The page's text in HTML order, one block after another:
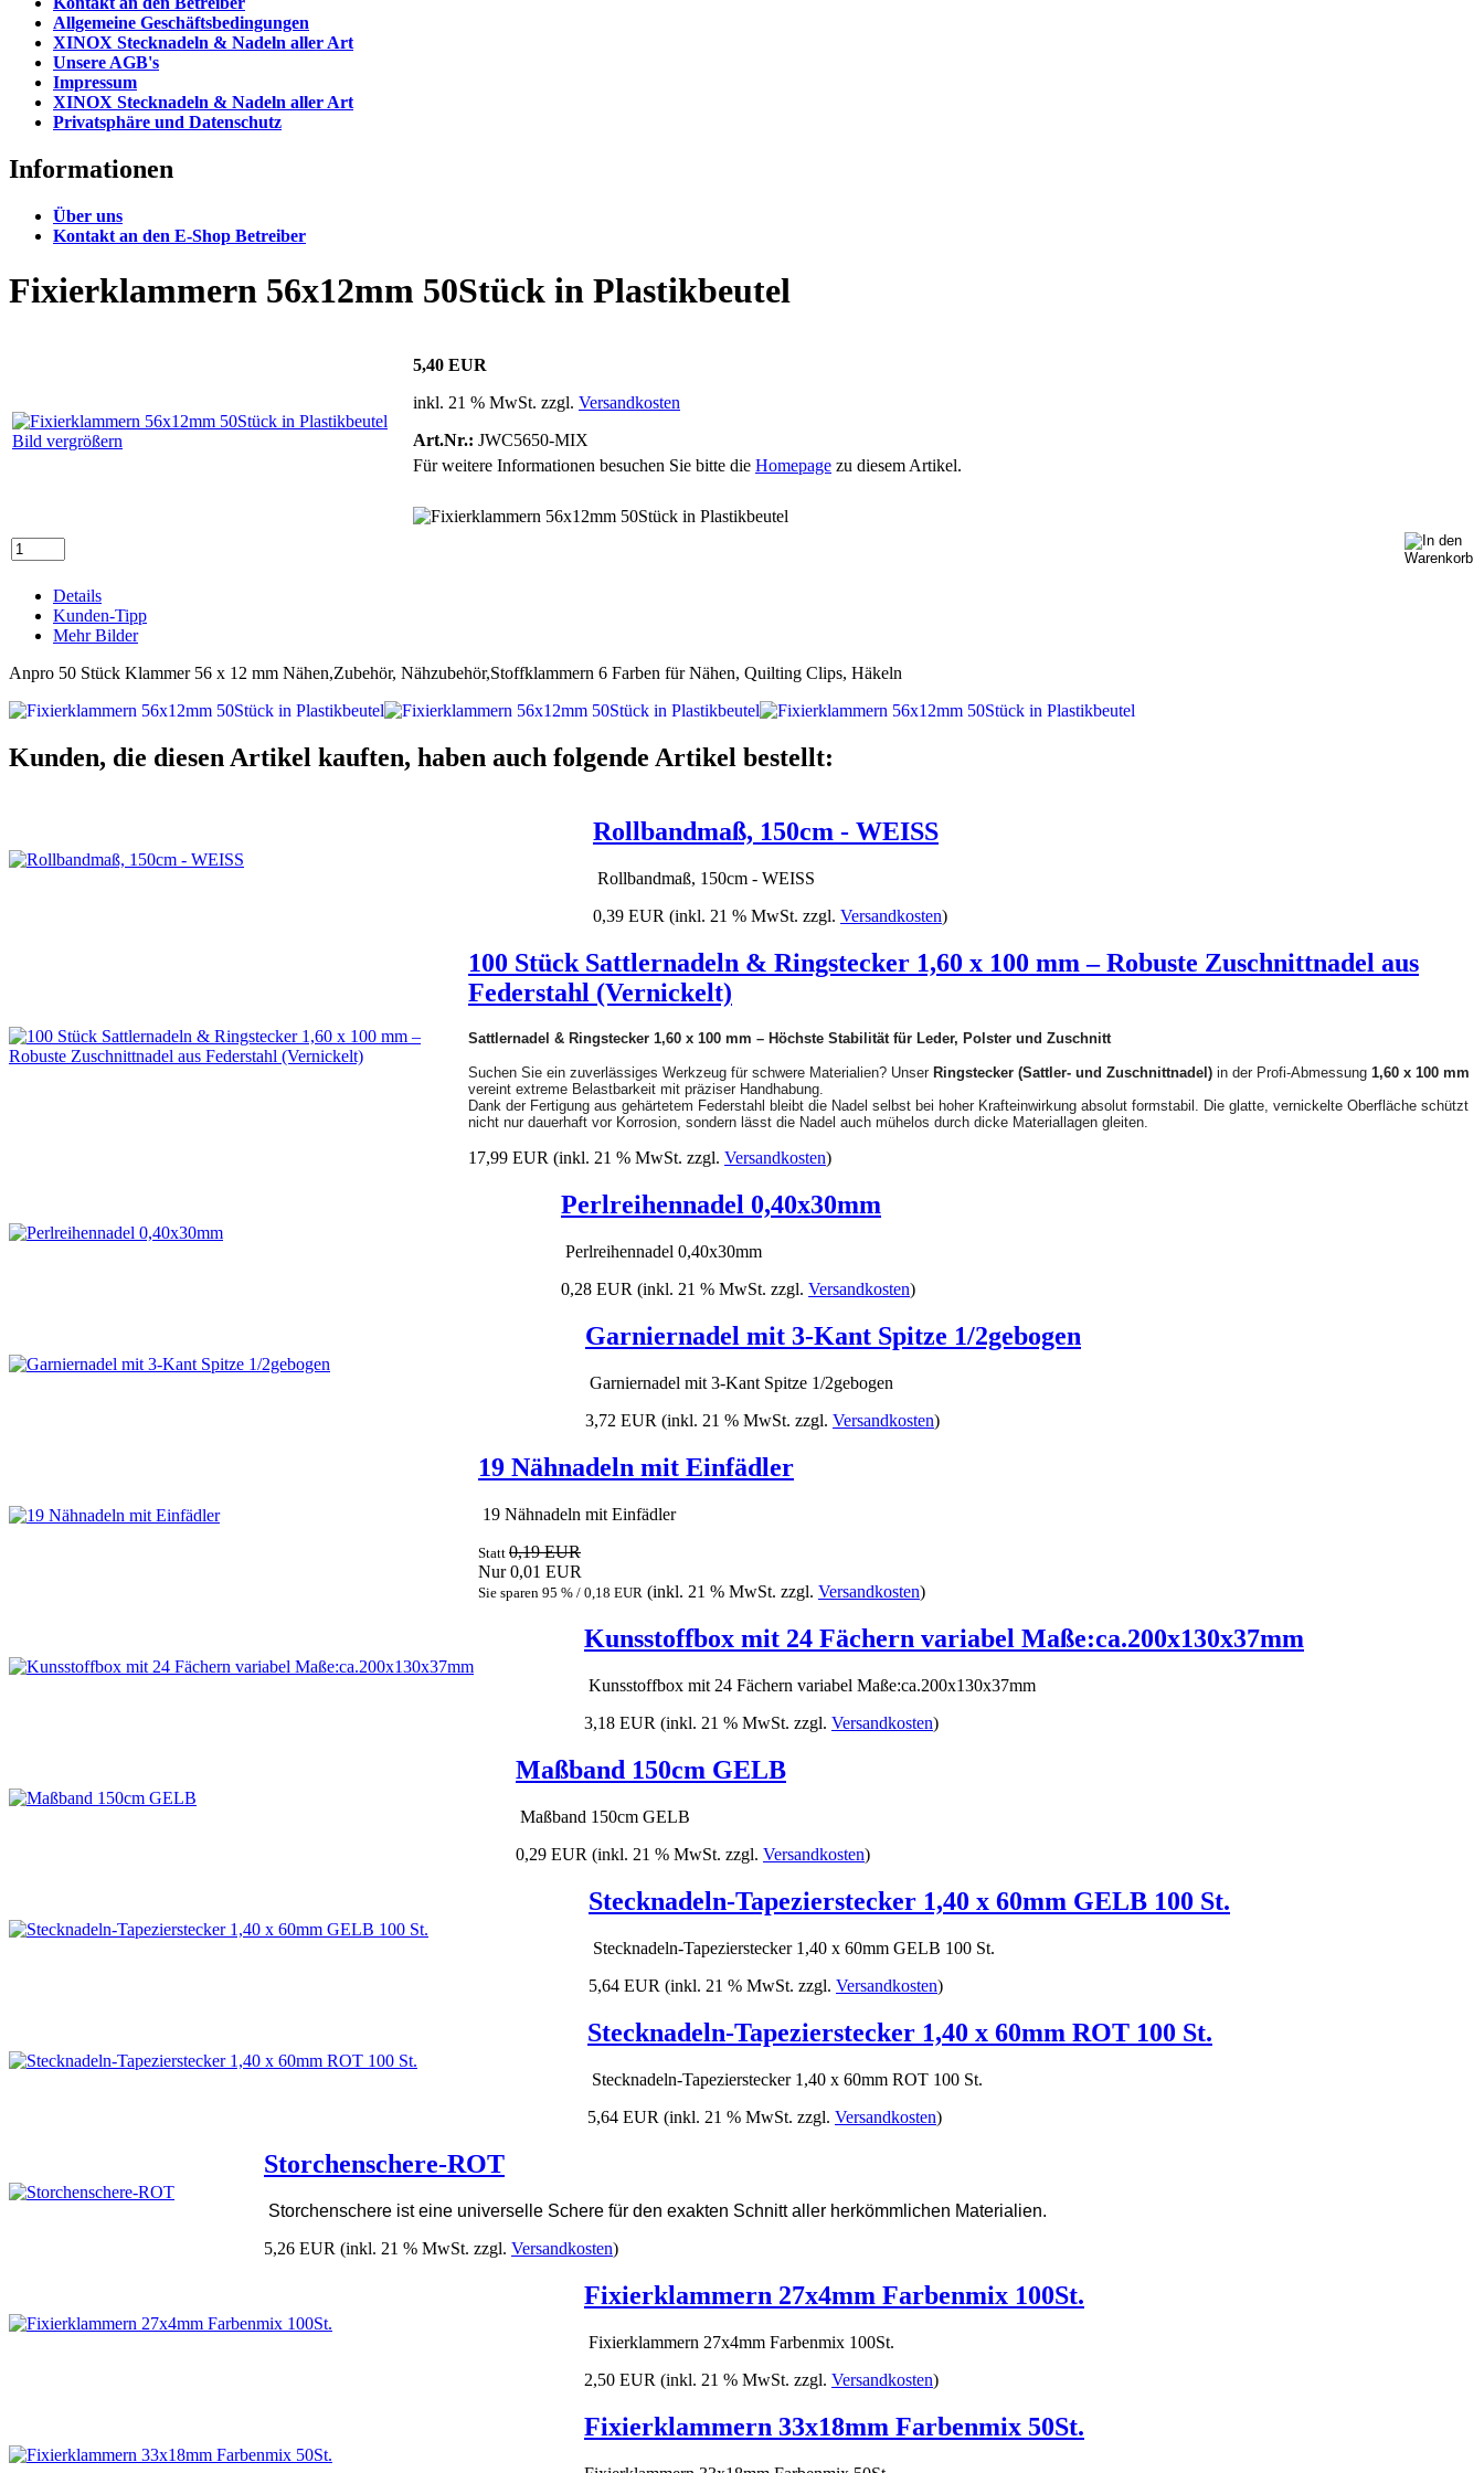
Allgemeine Geschäftsbedingungen
XINOX Stecknadeln & Nadeln aller Art
Unsere AGB's
Impressum
XINOX Stecknadeln & Nadeln aller Art
Privatsphäre und Datenschutz
Informationen
Über uns
Kontakt an den E-Shop Betreiber
Fixierklammern 56x12mm 50Stück in Plastikbeutel
Bild vergrößern
5,40 EUR
inkl. 21 % MwSt. zzgl. Versandkosten
Art.Nr.: JWC5650-MIX
Für weitere Informationen besuchen Sie bitte die Homepage zu diesem Artikel.
Details
Kunden-Tipp
Mehr Bilder
Anpro 50 Stück Klammer 56 x 12 mm Nähen,Zubehör, Nähzubehör,Stoffklammern 6 Farben für Nähen, Quilting Clips, Häkeln
Kunden, die diesen Artikel kauften, haben auch folgende Artikel bestellt:
Rollbandmaß, 150cm - WEISS
Rollbandmaß, 150cm - WEISS
0,39 EUR (inkl. 21 % MwSt. zzgl. Versandkosten)
100 Stück Sattlernadeln & Ringstecker 1,60 x 100 mm – Robuste Zuschnittnadel aus
Federstahl (Vernickelt)
Sattlernadel & Ringstecker 1,60 x 100 mm – Höchste Stabilität für Leder, Polster und Zuschnitt
Suchen Sie ein zuverlässiges Werkzeug für schwere Materialien? Unser Ringstecker (Sattler- und Zuschnittnadel) in der Profi-Abmessung 1,60 x 100 mm
vereint extreme Belastbarkeit mit präziser Handhabung.
Dank der Fertigung aus gehärtetem Federstahl bleibt die Nadel selbst bei hoher Krafteinwirkung absolut formstabil. Die glatte, vernickelte Oberfläche schützt
nicht nur dauerhaft vor Korrosion, sondern lässt die Nadel auch mühelos durch dicke Materiallagen gleiten.
17,99 EUR (inkl. 21 % MwSt. zzgl. Versandkosten)
Perlreihennadel 0,40x30mm
Perlreihennadel 0,40x30mm
0,28 EUR (inkl. 21 % MwSt. zzgl. Versandkosten)
Garniernadel mit 3-Kant Spitze 1/2gebogen
Garniernadel mit 3-Kant Spitze 1/2gebogen
3,72 EUR (inkl. 21 % MwSt. zzgl. Versandkosten)
19 Nähnadeln mit Einfädler
19 Nähnadeln mit Einfädler
Statt 0,19 EUR
Nur 0,01 EUR
Sie sparen 95 % / 0,18 EUR (inkl. 21 % MwSt. zzgl. Versandkosten)
Kunsstoffbox mit 24 Fächern variabel Maße:ca.200x130x37mm
Kunsstoffbox mit 24 Fächern variabel Maße:ca.200x130x37mm
3,18 EUR (inkl. 21 % MwSt. zzgl. Versandkosten)
Maßband 150cm GELB
Maßband 150cm GELB
0,29 EUR (inkl. 21 % MwSt. zzgl. Versandkosten)
Stecknadeln-Tapezierstecker 1,40 x 60mm GELB 100 St.
Stecknadeln-Tapezierstecker 1,40 x 60mm GELB 100 St.
5,64 EUR (inkl. 21 % MwSt. zzgl. Versandkosten)
Stecknadeln-Tapezierstecker 1,40 x 60mm ROT 100 St.
Stecknadeln-Tapezierstecker 1,40 x 60mm ROT 100 St.
5,64 EUR (inkl. 21 % MwSt. zzgl. Versandkosten)
Storchenschere-ROT
Storchenschere ist eine universelle Schere für den exakten Schnitt aller herkömmlichen Materialien.
5,26 EUR (inkl. 21 % MwSt. zzgl. Versandkosten)
Fixierklammern 27x4mm Farbenmix 100St.
Fixierklammern 27x4mm Farbenmix 100St.
2,50 EUR (inkl. 21 % MwSt. zzgl. Versandkosten)
Fixierklammern 33x18mm Farbenmix 50St.